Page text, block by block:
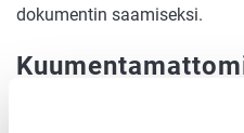
dokumentin saamiseksi.
tuotteiden